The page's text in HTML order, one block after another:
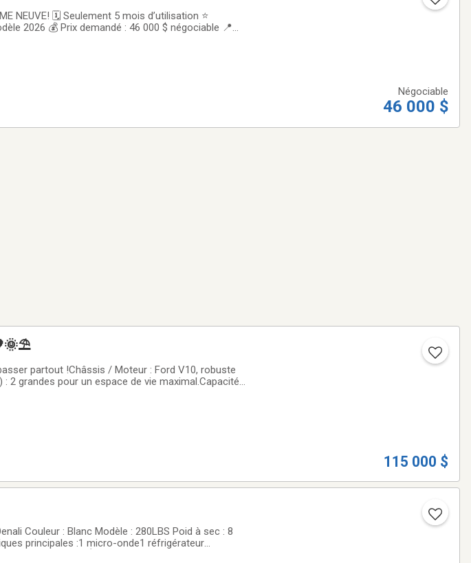
NEUVE! 🗓️ Seulement 5 mois d’utilisation ⭐
2026 💰 Prix demandé : 46 000 $ négociable 📍
Négociable
46 000 $
partout !Châssis / Moteur : Ford V10, robuste
2 grandes pour un espace de vie maximal.Capacité :
115 000 $
Couleur : Blanc Modèle : 280LBS Poid à sec : 8
principales :1 micro-onde1 réfrigérateur